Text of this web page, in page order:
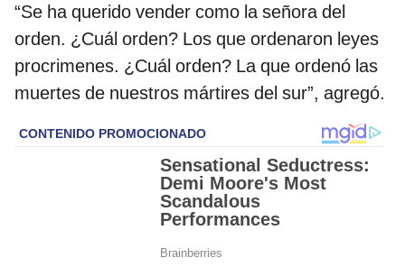
“Se ha querido vender como la señora del
orden. ¿Cuál orden? Los que ordenaron leyes
procrimenes. ¿Cuál orden? La que ordenó las
muertes de nuestros mártires del sur”, agregó.